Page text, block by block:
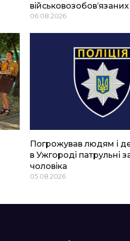
військовозобов’язаних
06.08.2026
Погрожував людям і
в Ужгороді патрульні
чоловіка
05.08.2026